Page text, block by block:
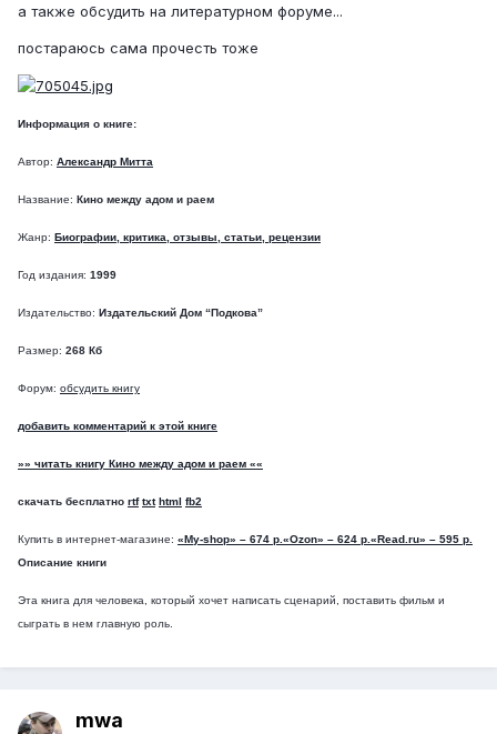
а также обсудить на литературном форуме...
постараюсь сама прочесть тоже
Информация о книге:
Автор: Александр Митта
Название: Кино между адом и раем
Жанр: Биографии, критика, отзывы, статьи, рецензии
Год издания: 1999
Издательство: Издательский Дом “Подкова”
Размер: 268 Кб
Форум: обсудить книгу
добавить комментарий к этой книге
»» читать книгу Кино между адом и раем ««
скачать бесплатно rtf txt html fb2
Купить в интернет-магазине: «My-shop» – 674 р. «Ozon» – 624 р. «Read.ru» – 595 р.
Описание книги
Эта книга для человека, который хочет написать сценарий, поставить фильм и
сыграть в нем главную роль.
mwa